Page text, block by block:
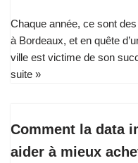
Chaque année, ce sont
à Bordeaux, et en quête
ville est victime de son
suite »
Comment la data
aider à mieux